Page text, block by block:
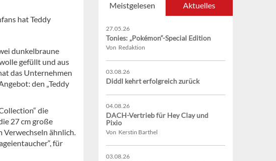
hat Teddy
dunkelbraune
gefüllt und aus
das Unternehmen
den „Teddy
die
27 cm große
Verwechseln ähnlich.
für
Meistgelesen Aktuelles
27.05.26
Tonies: „Pokémon“-Special Edition
Von Redaktion
03.08.26
Diddl kehrt erfolgreich zurück
04.08.26
DACH-Vertrieb für Hey Clay und
Pixio
Von Kerstin Barthel
03.08.26